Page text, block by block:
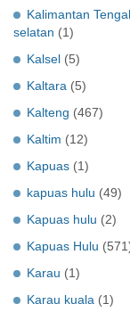
Kalimantan
selatan (1)
Kalsel (5)
Kaltara (5)
Kalteng (467)
Kaltim (12)
Kapuas (1)
kapuas hulu (49)
Kapuas hulu (2)
Kapuas Hulu
Karau (1)
Karau kuala (1)